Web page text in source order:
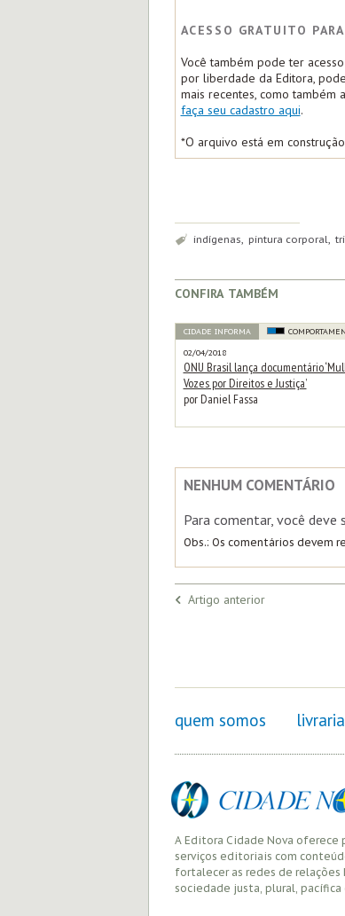
ACESSO GRATUITO
Você também pode ter
por liberdade da Editora,
mais recentes, como também
faça seu cadastro aqui.
*O arquivo está em
Tags:indígenas, pintura corporal,
confira também
CIDADE INFORMA
02/04/2018
ONU Brasil lança documentário
Vozes por Direitos e Justiça’
por Daniel Fassa
NENHUM COMENTÁRIO
Para comentar, você deve
Obs.: Os comentários devem
Artigo anterior
quem somos livraria
A Editora Cidade Nova oferece
serviços editoriais com
fortalecer as redes de relações
sociedade justa, plural, pacífica